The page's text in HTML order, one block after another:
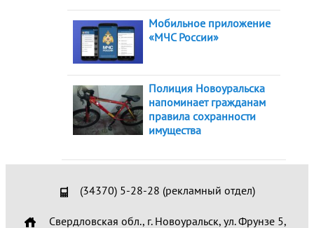
Мобильное приложение
«МЧС России»
Полиция Новоуральска
напоминает гражданам
правила сохранности
имущества
(34370) 5-28-28 (рекламный отдел)
Свердловская обл., г. Новоуральск, ул. Фрунзе 5,